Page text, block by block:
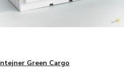
Green Cargo